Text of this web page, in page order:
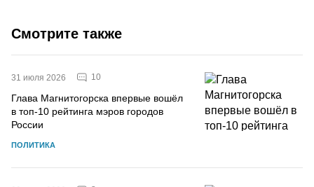
Смотрите также
31 июля 2026 10
Глава Магнитогорска впервые вошёл
в топ-10 рейтинга мэров городов
России
ПОЛИТИКА